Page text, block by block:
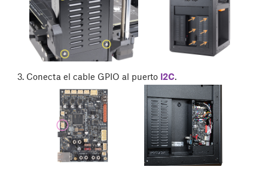
Conecta el cable GPIO al puerto I2C